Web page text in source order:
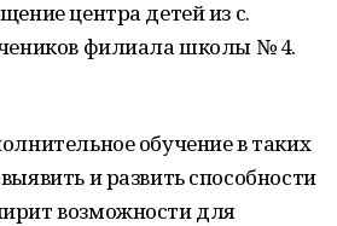
центра детей из с.
филиала школы № 4.
обучение в таких
и развить способности
возможности для